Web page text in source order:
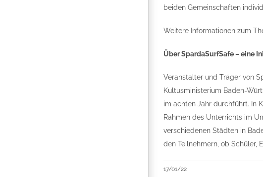
beiden Gemeinschaften
Weitere Informationen zum
Über SpardaSurfSafe – eine
Veranstalter und Träger von
Kultusministerium Baden-
im achten Jahr durchführt. In
Rahmen des Unterrichts im
verschiedenen Städten in
den Teilnehmern, ob Schüler,
17/01/22